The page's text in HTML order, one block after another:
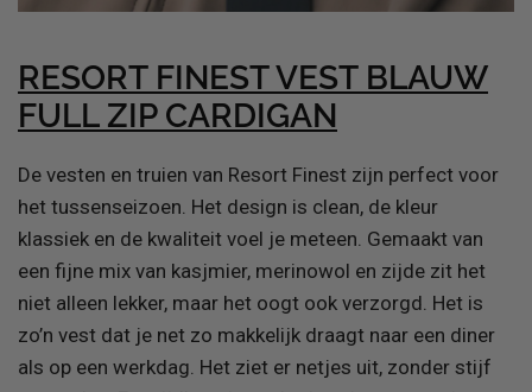
RESORT FINEST VEST BLAUW
FULL ZIP CARDIGAN
De vesten en truien van Resort Finest zijn perfect voor
het tussenseizoen. Het design is clean, de kleur
klassiek en de kwaliteit voel je meteen. Gemaakt van
een fijne mix van kasjmier, merinowol en zijde zit het
niet alleen lekker, maar het oogt ook verzorgd. Het is
zo’n vest dat je net zo makkelijk draagt naar een diner
als op een werkdag. Het ziet er netjes uit, zonder stijf